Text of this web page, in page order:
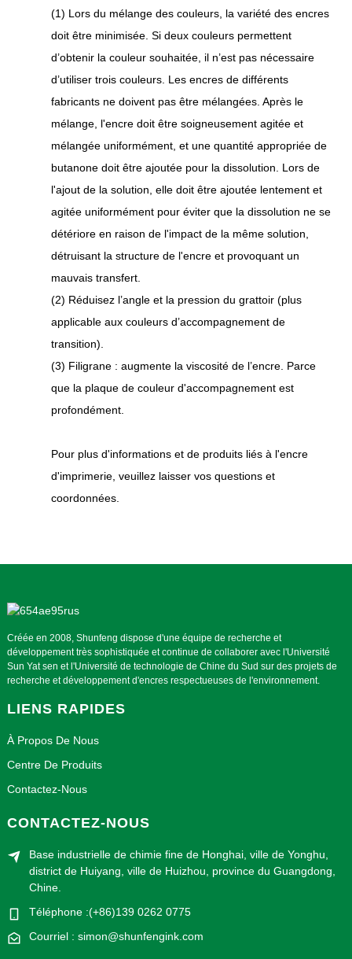
(1) Lors du mélange des couleurs, la variété des encres
doit être minimisée. Si deux couleurs permettent
d’obtenir la couleur souhaitée, il n’est pas nécessaire
d’utiliser trois couleurs. Les encres de différents
fabricants ne doivent pas être mélangées. Après le
mélange, l'encre doit être soigneusement agitée et
mélangée uniformément, et une quantité appropriée de
butanone doit être ajoutée pour la dissolution. Lors de
l'ajout de la solution, elle doit être ajoutée lentement et
agitée uniformément pour éviter que la dissolution ne se
détériore en raison de l'impact de la même solution,
détruisant la structure de l'encre et provoquant un
mauvais transfert.
(2) Réduisez l’angle et la pression du grattoir (plus
applicable aux couleurs d’accompagnement de
transition).
(3) Filigrane : augmente la viscosité de l’encre. Parce
que la plaque de couleur d'accompagnement est
profondément.
Pour plus d'informations et de produits liés à l'encre
d'imprimerie, veuillez laisser vos questions et
coordonnées.
Créée en 2008, Shunfeng dispose d'une équipe de recherche et
développement très sophistiquée et continue de collaborer avec l'Université
Sun Yat sen et l'Université de technologie de Chine du Sud sur des projets de
recherche et développement d'encres respectueuses de l'environnement.
LIENS RAPIDES
À Propos De Nous
Centre De Produits
Contactez-Nous
CONTACTEZ-NOUS
Base industrielle de chimie fine de Honghai, ville de Yonghu,
district de Huiyang, ville de Huizhou, province du Guangdong,
Chine.
Téléphone :(+86)139 0262 0775
Courriel : simon@shunfengink.com